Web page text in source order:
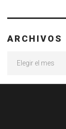
ARCHIVOS